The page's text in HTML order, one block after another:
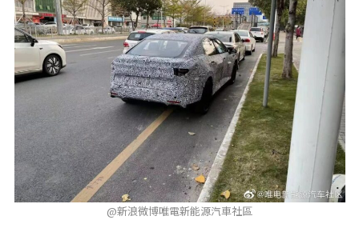
@新浪微博唯電新能源汽車社區